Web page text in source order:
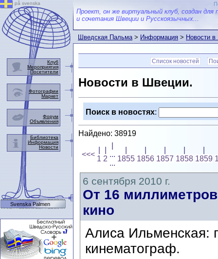
Проект, он же виртуальный клуб, создан для
и сочетания Швеции и Русскоязычных...
Шведская Пальма>Информация>Новости
Список новостей
Новости в Швеции.
Поиск в новостях:
Найдено: 38919
<<<
1 2
...
...
1855 1856 1857 1858 1859
6 сентября 2010 г.
От 16
кино
Алиса Ильменская:
кинематограф.
på svenska
Клуб
Мероприятия
Посетители
Фотографии
Маркет
Форум
Объявления
Библиотека
Информация
Новости
Svenska Palmen